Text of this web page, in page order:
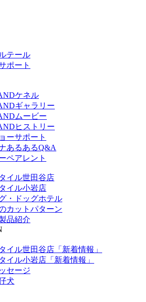
テール
ポート
ケネル
ギャラリー
ムービー
ヒストリー
ーサポート
あるあるQ&A
ペアレント
イル世田谷店
イル小岩店
・ドッグホテル
カットパターン
品紹介
イル世田谷店「新着情報」
イル小岩店「新着情報」
セージ
犬